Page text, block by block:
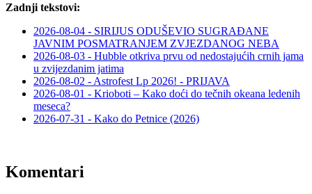
Zadnji tekstovi:
2026-08-04 - SIRIJUS ODUŠEVIO SUGRAĐANE
JAVNIM POSMATRANJEM ZVJEZDANOG NEBA
2026-08-03 - Hubble otkriva prvu od nedostajućih crnih jama
u zvijezdanim jatima
2026-08-02 - Astrofest Lp 2026! - PRIJAVA
2026-08-01 - Krioboti – Kako doći do tečnih okeana ledenih
meseca?
2026-07-31 - Kako do Petnice (2026)
Komentari